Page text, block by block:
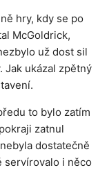
hry, kdy se po
McGoldrick,
už dost sil
Jak ukázal zpětný
to bylo zatím
zatnul
dostatečně
servírovalo i něco